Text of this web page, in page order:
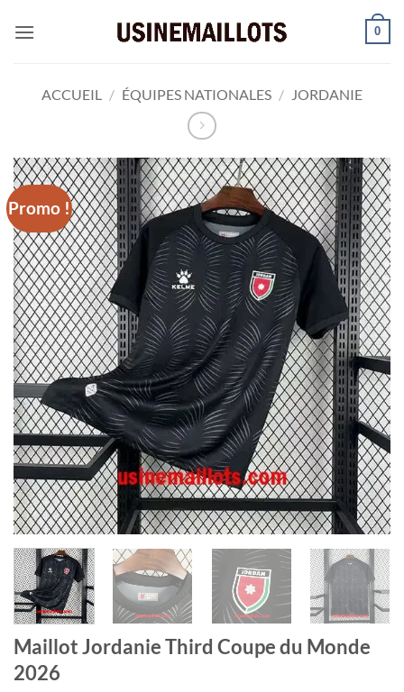
0
ACCUEIL / ÉQUIPES NATIONALES / JORDANIE
Promo !
Maillot Jordanie Third Coupe du Monde
2026